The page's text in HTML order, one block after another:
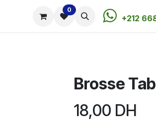
Rendez-vous Contactez-nous
0
+212
Brosse
18,00 DH